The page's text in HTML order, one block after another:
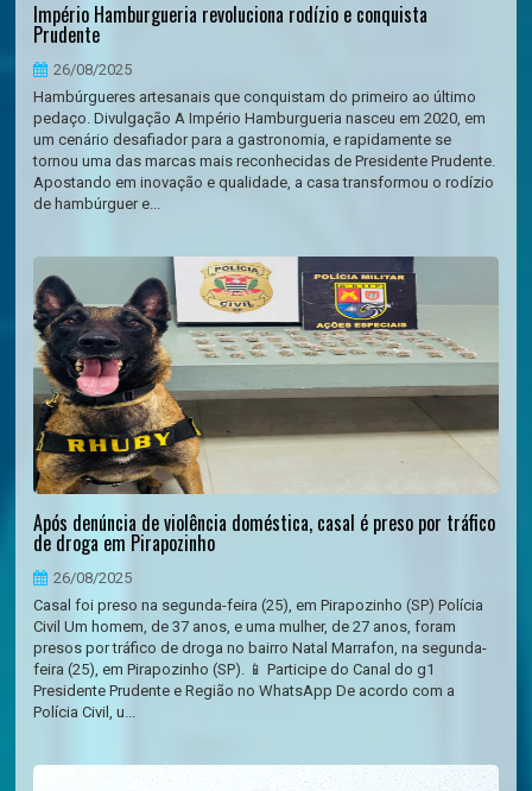
Império Hamburgueria revoluciona rodízio e conquista
Prudente
26/08/2025
Hambúrgueres artesanais que conquistam do primeiro ao último
pedaço. Divulgação A Império Hamburgueria nasceu em 2020, em
um cenário desafiador para a gastronomia, e rapidamente se
tornou uma das marcas mais reconhecidas de Presidente Prudente.
Apostando em inovação e qualidade, a casa transformou o rodízio
de hambúrguer e...
Após denúncia de violência doméstica, casal é preso por tráfico
de droga em Pirapozinho
26/08/2025
Casal foi preso na segunda-feira (25), em Pirapozinho (SP) Polícia
Civil Um homem, de 37 anos, e uma mulher, de 27 anos, foram
presos por tráfico de droga no bairro Natal Marrafon, na segunda-
feira (25), em Pirapozinho (SP). 📱 Participe do Canal do g1
Presidente Prudente e Região no WhatsApp De acordo com a
Polícia Civil, u...